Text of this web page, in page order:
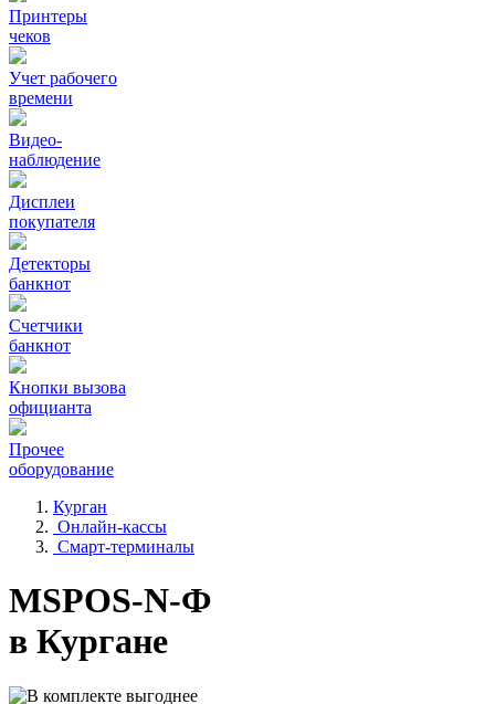
Принтеры
чеков
Учет рабочего
времени
Видео‑
наблюдение
Дисплеи
покупателя
Детекторы
банкнот
Счетчики
банкнот
Кнопки вызова
официанта
Прочее
оборудование
Курган
Онлайн-кассы
Смарт-терминалы
MSPOS-N-Ф
в Кургане